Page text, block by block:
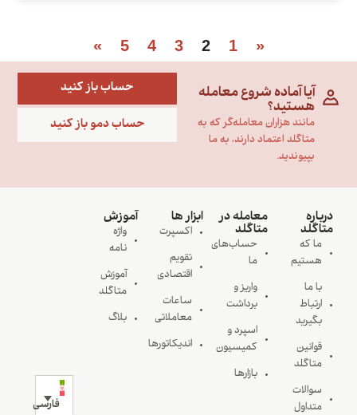
«
1
2
3
4
5
»
آیا آماده شروع معامله
هستید؟
مانند هزاران معامله‌گر که به
متاگلد اعتماد دارند، به ما
بپیوندید.
حساب باز کنید
حساب دمو باز کنید
درباره
متاگلد
ما که
هستیم
با ما
ارتباط
بگیرید
قوانین
متاگلد
سوالات
متداول
معامله در
متاگلد
حساب‌های
ما
واریز و
برداشت
اسپرد و
کمیسیون
بازارها
ابزار ها
اکسپرت
تقویم
اقتصادی
ساعات
معاملاتی
اندیکاتورها
آموزش
واژه
نامه
آموزش
متاگلد
بلاگ
فارسی